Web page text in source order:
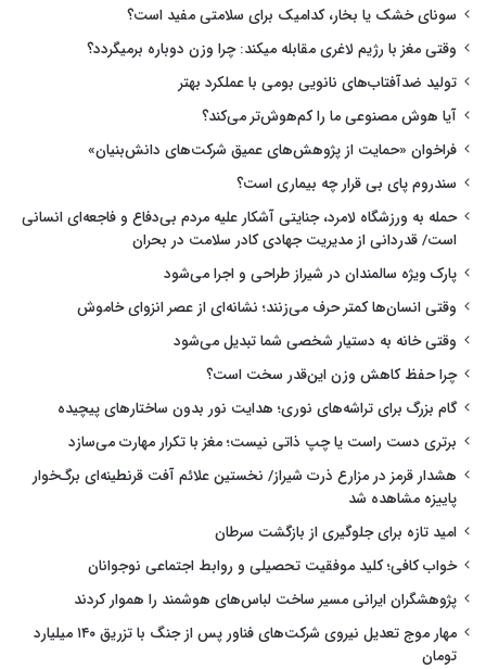
سونای خشک یا بخار، کدامیک برای سلامتی مفید است؟
وقتی مغز با رژیم لاغری مقابله میکند: چرا وزن دوباره برمیگردد؟
تولید ضدآفتاب‌های نانویی بومی با عملکرد بهتر
آیا هوش مصنوعی ما را کم‌هوش‌تر می‌کند؟
فراخوان «حمایت از پژوهش‌های عمیق شرکت‌های دانش‌بنیان»
سندروم پای بی قرار چه بیماری است؟
حمله به ورزشگاه لامرد، جنایتی آشکار علیه مردم بی‌دفاع و فاجعه‌ای انسانی
است/ قدردانی از مدیریت جهادی کادر سلامت در بحران
پارک ویژه سالمندان در شیراز طراحی و اجرا می‌شود
وقتی انسان‌ها کمتر حرف می‌زنند؛ نشانه‌ای از عصر انزوای خاموش
وقتی خانه به دستیار شخصی شما تبدیل می‌شود
چرا حفظ کاهش وزن این‌قدر سخت است؟
گام بزرگ برای تراشه‌های نوری؛ هدایت نور بدون ساختارهای پیچیده
برتری دست راست یا چپ ذاتی نیست؛ مغز با تکرار مهارت می‌سازد
هشدار قرمز در مزارع ذرت شیراز/ نخستین علائم آفت قرنطینه‌ای برگ‌خوار
پاییزه مشاهده شد
امید تازه برای جلوگیری از بازگشت سرطان
خواب کافی؛ کلید موفقیت تحصیلی و روابط اجتماعی نوجوانان
پژوهشگران ایرانی مسیر ساخت لباس‌های هوشمند را هموار کردند
مهار موج تعدیل نیروی شرکت‌های فناور پس از جنگ با تزریق ۱۴۰ میلیارد
تومان